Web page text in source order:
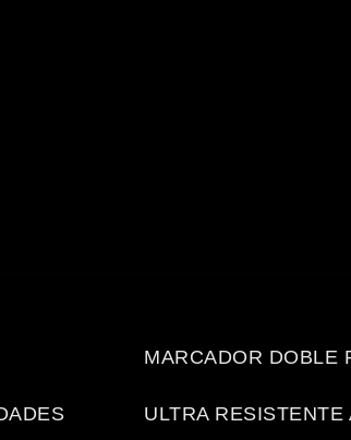
MARCADOR DOBLE
ULTRA RESISTENTE